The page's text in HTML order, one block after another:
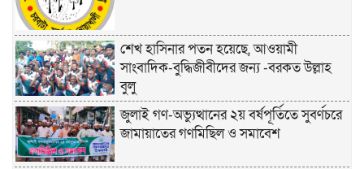
শেখ হাসিনার পতন হয়েছে, আওয়ামী
সাংবাদিক-বুদ্ধিজীবীদের জন্য -বরকত উল্লাহ
বুলু
জুলাই গণ-অভ্যুত্থানের ২য় বর্ষপূর্তিতে সুবর্ণচরে
জামায়াতের গণমিছিল ও সমাবেশ